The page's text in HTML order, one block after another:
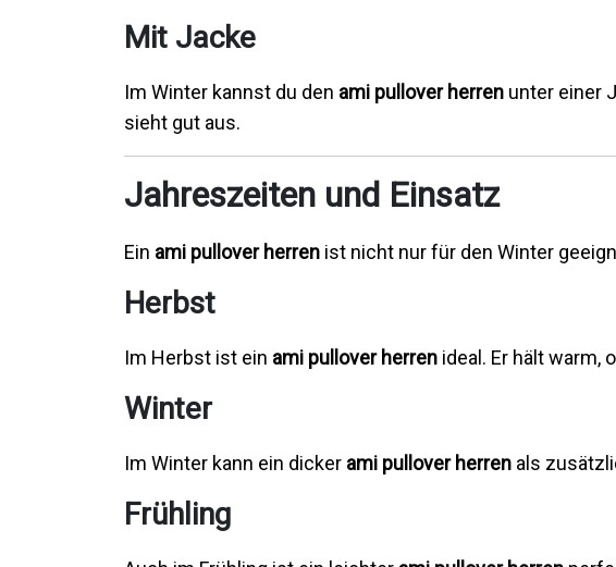
Mit Jacke
Im Winter kannst du den ami pullover herren unter einer
sieht gut aus.
Jahreszeiten und Einsatz
Ein ami pullover herren ist nicht nur für den Winter
Herbst
Im Herbst ist ein ami pullover herren ideal. Er hält warm,
Winter
Im Winter kann ein dicker ami pullover herren als
Frühling